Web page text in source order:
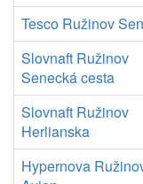
Tesco Ružinov
Slovnaft Ružinov
Senecká cesta
Slovnaft Ružinov
Herlianska
Hypernova